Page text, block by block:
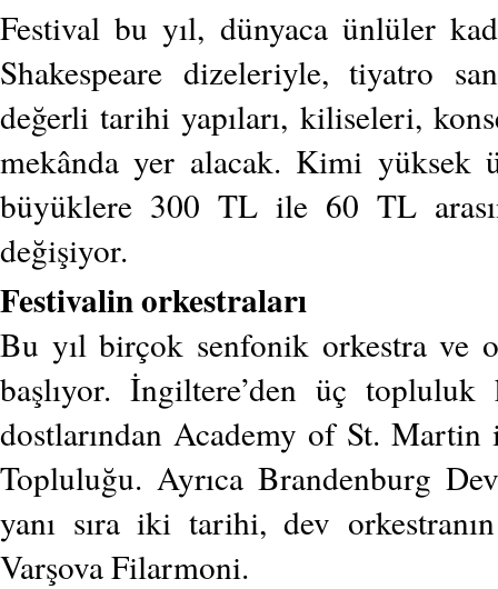
Festival bu yıl, dünyaca ünlüler
Shakespeare dizeleriyle, tiyatro
değerli tarihi yapıları, kiliseleri,
mekânda yer alacak. Kimi yüksek
büyüklere 300 TL ile 60 TL
değişiyor.
Festivalin orkestraları
Bu yıl birçok senfonik orkestra ve
başlıyor. İngiltere’den üç
dostlarından Academy of St.
Topluluğu. Ayrıca Brandenburg
yanı sıra iki tarihi, dev
Varşova Filarmoni.